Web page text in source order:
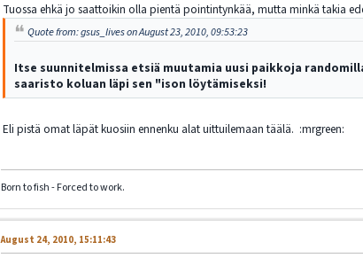
Tuossa ehkä jo saattoikin olla pientä pointintynkää, mutta minkä takia
Quote from: gsus_lives on August 23, 2010, 09:53:23
Itse suunnitelmissa etsiä muutamia uusi paikkoja
saaristo koluan läpi sen "ison löytämiseksi!
Eli pistä omat läpät kuosiin ennenku alat uittuilemaan täälä. :mrgreen:
Born to fish - Forced to work.
August 24, 2010, 15:11:43